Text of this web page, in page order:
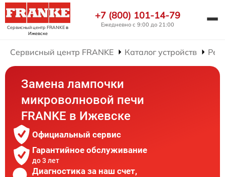
Сервисный центр FRANKEв
Ижевске
+7 (800) 101-14-79
Ежедневно с 9:00 до 21:00
Сервисный центр FRANKE Каталог устройств
Замена лампочки
микроволновой печи
FRANKE в Ижевске
Официальный сервис
Гарантийное обслуживание
до 3 лет
Диагностика за наш счет,